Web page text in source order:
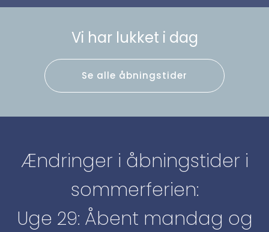
Vi har lukket i dag
Se alle åbningstider
Ændringer i åbningstider i
sommerferien:
Uge 29: Åbent mandag og